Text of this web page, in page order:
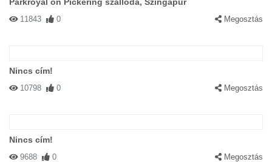
11843 0 Megosztás
Nincs cím!
10798 0 Megosztás
Nincs cím!
9688 0 Megosztás